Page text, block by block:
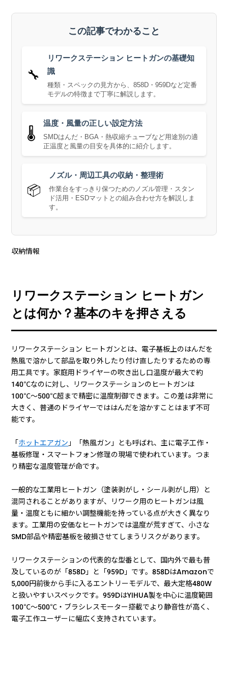
この記事でわかること
🔧
リワークステーション ヒートガンの基礎知
識
種類・スペックの見方から、858D・959Dなど定番
モデルの特徴まで丁寧に解説します。
🌡️
温度・風量の正しい設定方法
SMDはんだ・BGA・熱収縮チューブなど用途別の適
正温度と風量の目安を具体的に紹介します。
📦
ノズル・周辺工具の収納・整理術
作業台をすっきり保つためのノズル管理・スタン
ド活用・ESDマットとの組み合わせ方を解説しま
す。
収納情報
リワークステーション ヒートガン
とは何か？基本のキを押さえる
リワークステーション ヒートガンとは、電子基板上のはんだを
熱風で溶かして部品を取り外したり付け直したりするための専
用工具です。家庭用ドライヤーの吹き出し口温度が最大で約
140℃なのに対し、リワークステーションのヒートガンは
100℃〜500℃超まで精密に温度制御できます。この差は非常に
大きく、普通のドライヤーでははんだを溶かすことはまず不可
能です。
「ホットエアガン 」「熱風ガン」とも呼ばれ、主に電子工作・
基板修理・スマートフォン修理の現場で使われています。つま
り精密な温度管理が命です。
一般的な工業用ヒートガン（塗装剥がし・シール剥がし用）と
混同されることがありますが、リワーク用のヒートガンは風
量・温度ともに細かい調整機能を持っている点が大きく異なり
ます。工業用の安価なヒートガンでは温度が荒すぎて、小さな
SMD部品や精密基板を破損させてしまうリスクがあります。
リワークステーションの代表的な型番として、国内外で最も普
及しているのが「858D」と「959D」です。858DはAmazonで
5,000円前後から手に入るエントリーモデルで、最大定格480W
と扱いやすいスペックです。959DはYIHUA製を中心に温度範囲
100℃〜500℃・ブラシレスモーター搭載でより静音性が高く、
電子工作ユーザーに幅広く支持されています。